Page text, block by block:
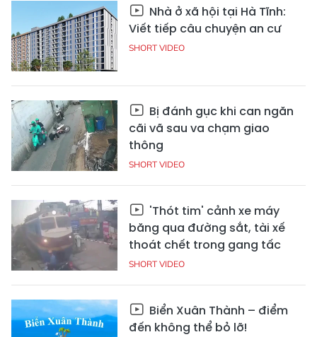
Nhà ở xã hội tại Hà Tĩnh:
Viết tiếp câu chuyện an cư
SHORT VIDEO
Bị đánh gục khi can ngăn
cãi vã sau va chạm giao
thông
SHORT VIDEO
'Thót tim' cảnh xe máy
băng qua đường sắt, tài xế
thoát chết trong gang tấc
SHORT VIDEO
Biển Xuân Thành – điểm
đến không thể bỏ lỡ!